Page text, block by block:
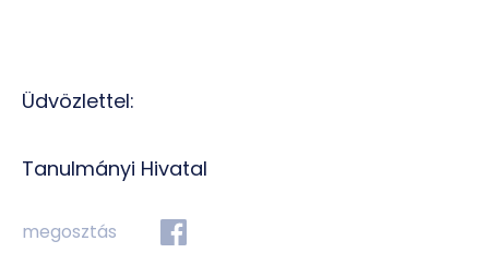
Üdvözlettel:
Tanulmányi Hivatal
megosztás